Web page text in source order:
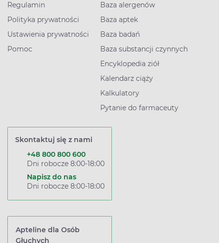
Regulamin
Polityka prywatności
Ustawienia prywatności
Pomoc
Baza alergenów
Baza aptek
Baza badań
Baza substancji czynnych
Encyklopedia ziół
Kalendarz ciąży
Kalkulatory
Pytanie do farmaceuty
Skontaktuj się z nami
+48 800 800 600
Dni robocze 8:00-18:00
Napisz do nas
Dni robocze 8:00-18:00
Apteline dla Osób
Głuchych